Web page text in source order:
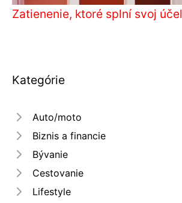
Zatienenie, ktoré splní svoj účel
Kategórie
Auto/moto
Biznis a financie
Bývanie
Cestovanie
Lifestyle